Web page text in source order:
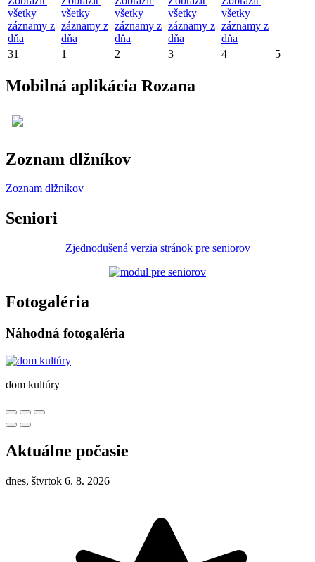
všetky
záznamy z
dňa
všetky
záznamy z
dňa
všetky
záznamy z
dňa
všetky
záznamy z
dňa
všetky
záznamy z
dňa
31 1 2 3 4 5
Mobilná aplikácia Rozana
Zoznam dlžníkov
Zoznam dlžníkov
Seniori
Zjednodušená verzia stránok pre seniorov
Fotogaléria
Náhodná fotogaléria
dom kultúry
Aktuálne počasie
dnes, štvrtok 6. 8. 2026